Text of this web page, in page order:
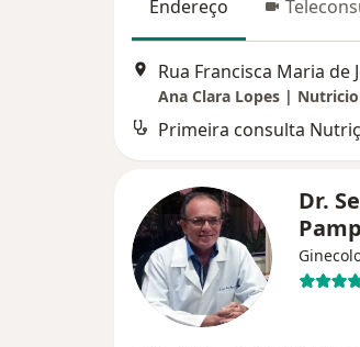
Endereço
Ana Clara Lopes |
Primeira consulta
Dr.